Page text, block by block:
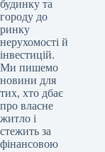
будинку та
городу до
ринку
нерухомості й
інвестицій.
Ми пишемо
новини для
тих, хто дбає
про власне
житло і
стежить за
фінансовою